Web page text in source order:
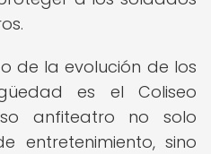
de la evolución de los
es el Coliseo
anfiteatro no solo
entretenimiento, sino